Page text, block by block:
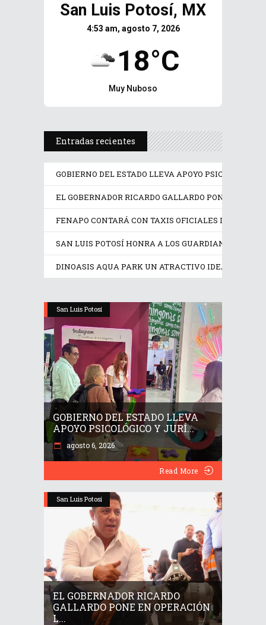
San Luis Potosí, MX
4:53 am, agosto 7, 2026
18°C
Muy Nuboso
Entradas recientes
GOBIERNO DEL ESTADO LLEVA APOYO
EL GOBERNADOR RICARDO GALLARDO PONE EN
FENAPO CONTARÁ CON TAXIS OFICIALES
SAN LUIS POTOSÍ HONRA A LOS GUARDIANES DE SU
DINOASIS AQUA PARK UN ATRACTIVO IDEAL EN
San Luis Potosí
GOBIERNO DEL ESTADO LLEVA
APOYO PSICOLÓGICO Y JURÍ...
agosto 6, 2026
Read More
San Luis Potosí
EL GOBERNADOR RICARDO
GALLARDO PONE EN OPERACIÓN
L...